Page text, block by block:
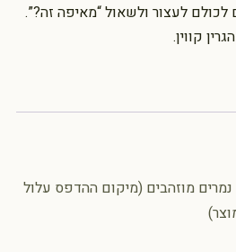
לכולם לעצור ולשאול “מאיפה זה?”.
קווין.
מוזהבים (מיקום ההדפס עלול